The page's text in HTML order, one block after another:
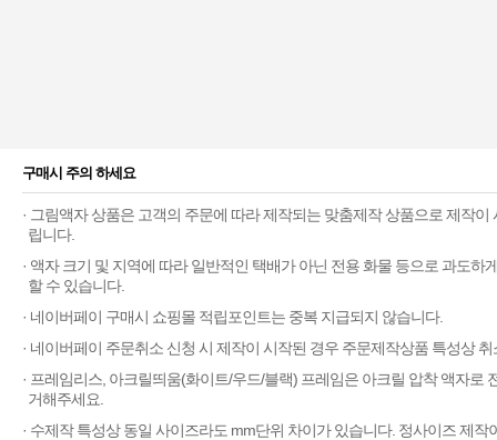
구매시 주의 하세요
· 그림액자 상품은 고객의 주문에 따라 제작되는 맞춤제작 상품으로 제작
립니다.
· 액자 크기 및 지역에 따라 일반적인 택배가 아닌 전용 화물 등으로 과도
할 수 있습니다.
· 네이버페이 구매시 쇼핑몰 적립포인트는 중복 지급되지 않습니다.
· 네이버페이 주문취소 신청 시 제작이 시작된 경우 주문제작상품 특성상
· 프레임리스, 아크릴띄움(화이트/우드/블랙) 프레임은 아크릴 압착 액자
거해주세요.
· 수제작 특성상 동일 사이즈라도 mm단위 차이가 있습니다. 정사이즈 제